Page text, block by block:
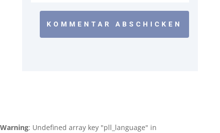
KOMMENTAR ABSCHICKEN
Warning: Undefined array key "pll_language" in